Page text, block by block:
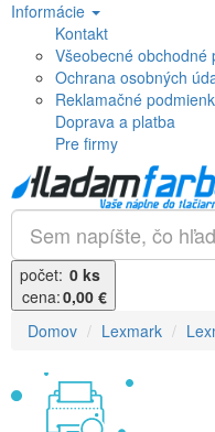
Informácie
Kontakt
Všeobecné obchodné
Ochrana osobných
Reklamačné
Doprava a platba
Pre firmy
počet: 0 ks
cena:0,00 €
Domov
Lexmark